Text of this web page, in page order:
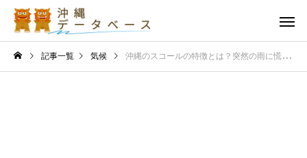
記事一覧 気候 沖縄のスコールの特徴とは？突然の雨に慌てないための便利な対策グッズ